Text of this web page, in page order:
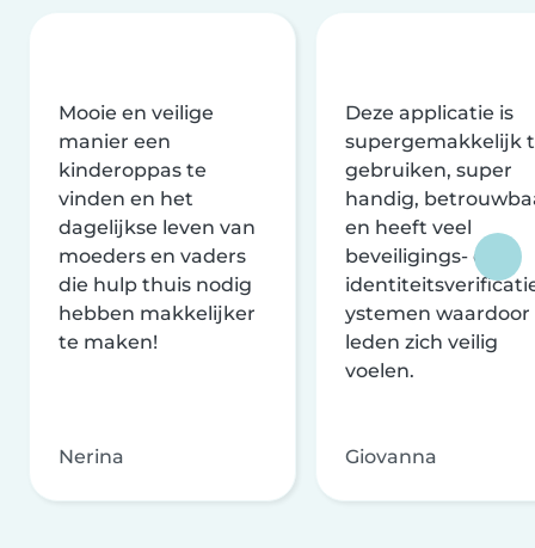
Mooie en veilige
manier een
kinderoppas te
vinden en het
dagelijkse leven van
moeders en vaders
die hulp thuis nodig
hebben makkelijker
te maken!
Nerina
Deze applicatie is
supergemakkelijk
gebruiken, super
handig,
en heeft veel
beveiligings- en
ystemen waardoor
leden zich veilig
voelen.
Giovanna